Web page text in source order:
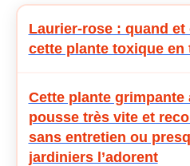
Laurier-rose : quand
cette plante toxique en
Cette plante grimpante
pousse très vite et
sans entretien ou
jardiniers l’adorent